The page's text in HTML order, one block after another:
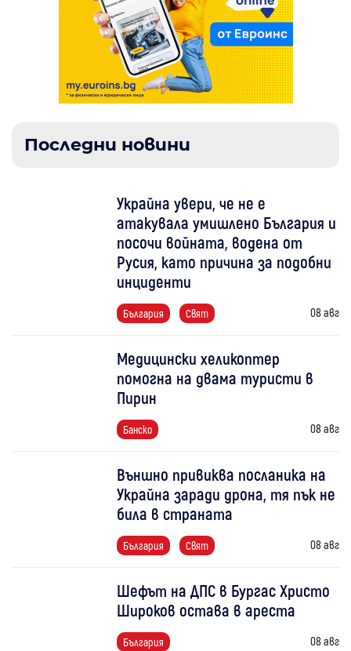
Последни новини
Украйна увери, че не е
атакувала умишлено България и
посочи войната, водена от
Русия, като причина за подобни
инциденти
България Свят 08 авг
Медицински хеликоптер
помогна на двама туристи в
Пирин
Банско 08 авг
Външно привиква посланика на
Украйна заради дрона, тя пък не
била в страната
България Свят 08 авг
Шефът на ДПС в Бургас Христо
Широков остава в ареста
България 08 авг